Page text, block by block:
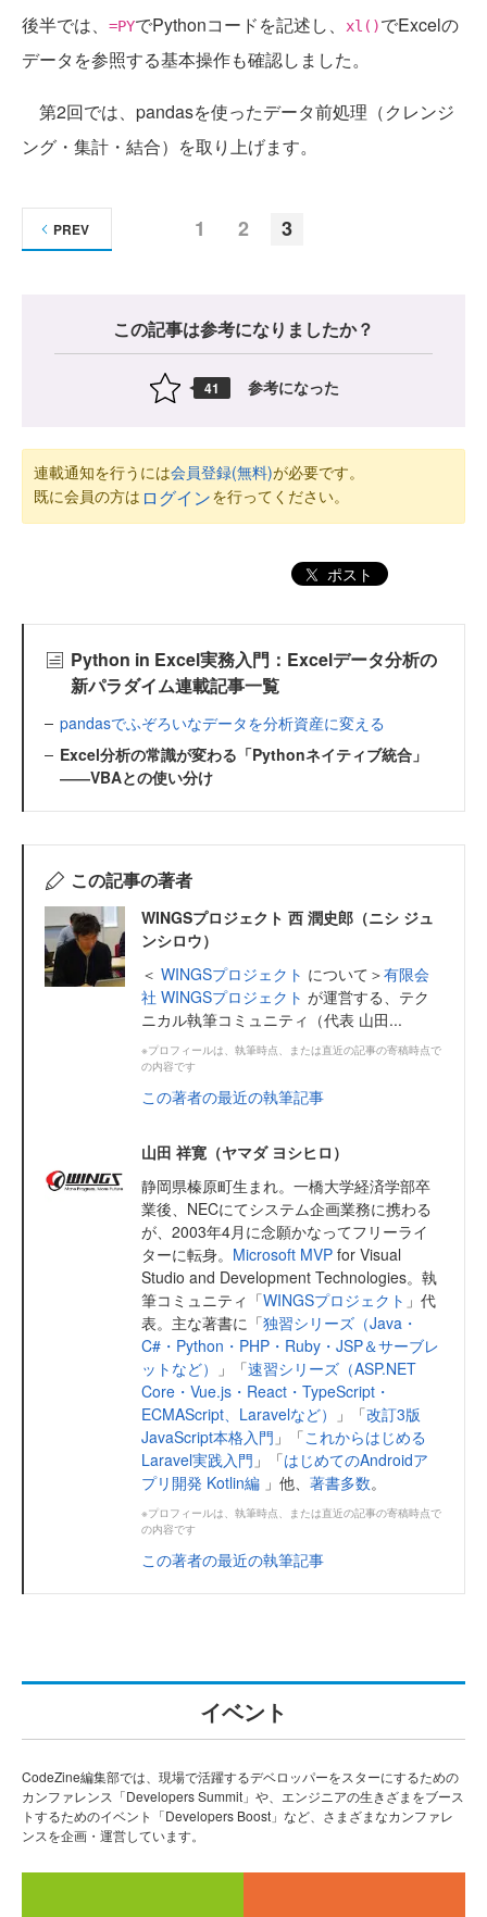
後半では、
=PYでPythonコードを記述し、 xl()でExcelの
データを参照する基本操作も確認しました。
第2回では、pandasを使ったデータ前処理（クレンジ
ング・集計・結合）を取り上げます。
1 2 3
PREV
この記事は参考になりましたか？
41 参考になった
連載通知を行うには会員登録(無料)が必要です。
既に会員の方は ログインを行ってください。
ポスト
Python in Excel実務入門：Excelデータ分析の
新パラダイム連載記事一覧
pandasでふぞろいなデータを分析資産に変える
Excel分析の常識が変わる「Pythonネイティブ統合」
――VBAとの使い分け
この記事の著者
WINGSプロジェクト 西 潤史郎（ニシ ジュ
ンシロウ）
＜ WINGSプロジェクト について＞有限会
社 WINGSプロジェクト が運営する、テク
ニカル執筆コミュニティ（代表 山田...
※プロフィールは、執筆時点、または直近の記事の寄稿時点で
の内容です
この著者の最近の執筆記事
山田 祥寛（ヤマダ ヨシヒロ）
静岡県榛原町生まれ。一橋大学経済学部卒
業後、NECにてシステム企画業務に携わる
が、2003年4月に念願かなってフリーライ
ターに転身。 Microsoft MVP for Visual
Studio and Development Technologies。執
筆コミュニティ「WINGSプロジェクト 」代
表。主な著書に「独習シリーズ（Java・
C#・Python・PHP・Ruby・JSP＆サーブレ
ットなど）
」「速習シリーズ（ASP.NET
Core・Vue.js・React・TypeScript・
ECMAScript、Laravelなど）
」「改訂3版
JavaScript本格入門 」「これからはじめる
Laravel実践入門 」「はじめてのAndroidア
プリ開発 Kotlin編 」他、 著書多数。
※プロフィールは、執筆時点、または直近の記事の寄稿時点で
の内容です
この著者の最近の執筆記事
イベント
CodeZine編集部では、現場で活躍するデベロッパーをスターにするための
カンファレンス「Developers Summit」や、エンジニアの生きざまをブース
トするためのイベント「Developers Boost」など、さまざまなカンファレ
ンスを企画・運営しています。